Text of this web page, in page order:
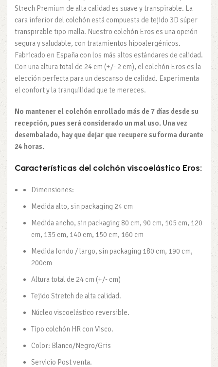
Strech Premium de alta calidad es suave y transpirable. La
cara inferior del colchón está compuesta de tejido 3D súper
transpirable tipo malla. Nuestro colchón Eros es una opción
segura y saludable, con tratamientos hipoalergénicos.
Fabricado en España con los más altos estándares de calidad.
Con una altura total de 24 cm (+/- 2 cm), el colchón Eros es la
elección perfecta para un descanso de calidad. Experimenta
el confort y la tranquilidad que te mereces.
No mantener el colchón enrollado más de 7 días desde su
recepción, pues será considerado un mal uso. Una vez
desembalado, hay que dejar que recupere su forma durante
24 horas.
Características del colchón viscoelástico Eros:
Dimensiones:
Medida alto, sin packaging 24 cm
Medida ancho, sin packaging 80 cm, 90 cm, 105 cm, 120
cm, 135 cm, 140 cm, 150 cm, 160 cm
Medida fondo / largo, sin packaging 180 cm, 190 cm,
200cm
Altura total de 24 cm (+/- cm)
Tejido Stretch de alta calidad.
Núcleo viscoelástico reversible.
Tipo colchón HR con Visco.
Color: Blanco/Negro/Gris
Servicio Post venta.